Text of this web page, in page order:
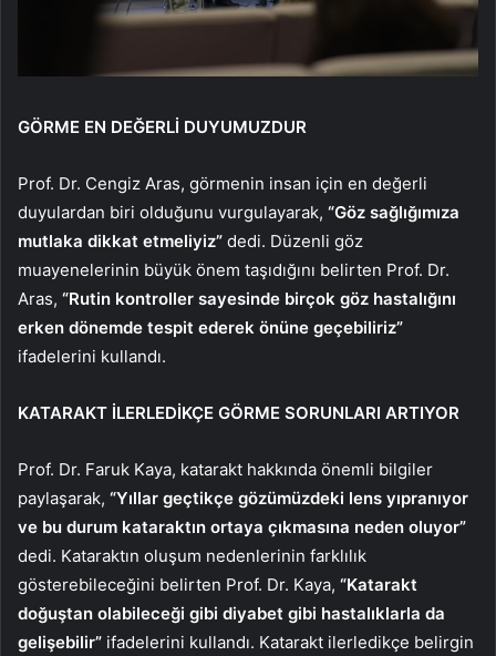
GÖRME EN DEĞERLİ DUYUMUZDUR
Prof. Dr. Cengiz Aras, görmenin insan için en değerli
duyulardan biri olduğunu vurgulayarak, “Göz sağlığımıza
mutlaka dikkat etmeliyiz” dedi. Düzenli göz
muayenelerinin büyük önem taşıdığını belirten Prof. Dr.
Aras, “Rutin kontroller sayesinde birçok göz hastalığını
erken dönemde tespit ederek önüne geçebiliriz”
ifadelerini kullandı.
KATARAKT İLERLEDİKÇE GÖRME SORUNLARI ARTIYOR
Prof. Dr. Faruk Kaya, katarakt hakkında önemli bilgiler
paylaşarak, “Yıllar geçtikçe gözümüzdeki lens yıpranıyor
ve bu durum kataraktın ortaya çıkmasına neden oluyor”
dedi. Kataraktın oluşum nedenlerinin farklılık
gösterebileceğini belirten Prof. Dr. Kaya, “Katarakt
doğuştan olabileceği gibi diyabet gibi hastalıklarla da
gelişebilir” ifadelerini kullandı. Katarakt ilerledikçe belirgin